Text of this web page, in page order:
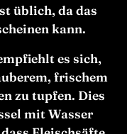
üblich, da das
kann.
es sich,
frischem
zu tupfen. Dies
mit Wasser